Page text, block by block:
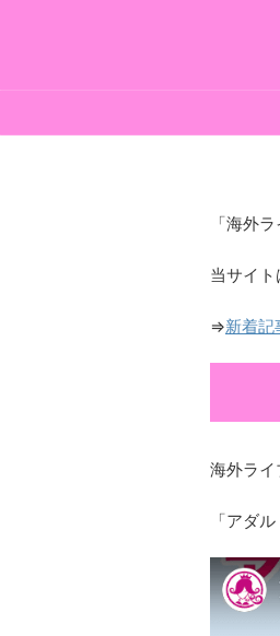
「海外
当サイ
⇒新着記
海外ライ
「アダ